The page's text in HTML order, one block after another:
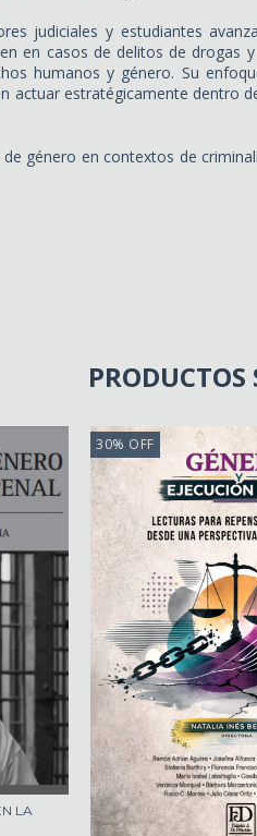
judiciales y estudiantes
en casos de delitos de drogas
humanos y género. Su
actuar estratégicamente dentro
género en contextos de
LA
30% OFF